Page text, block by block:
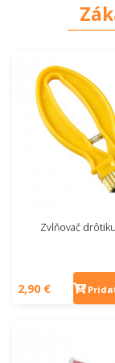
Zvlňovač
2,90 €